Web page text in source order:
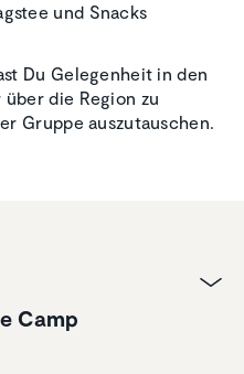
und Snacks
Du Gelegenheit in den
über die Region zu
Gruppe auszutauschen.
Camp